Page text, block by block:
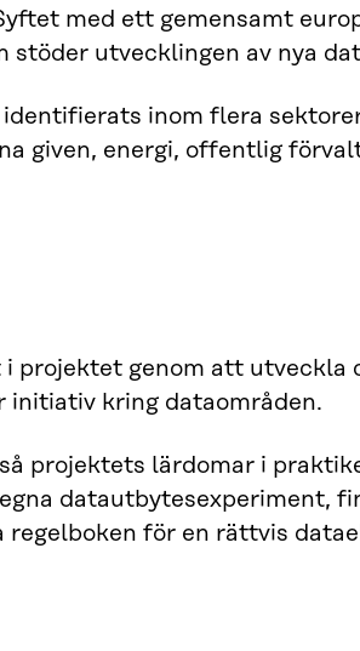
med ett gemensamt
stöder utvecklingen av nya
identifierats inom flera
given, energi, offentlig
projektet genom att utveckla
initiativ kring dataområden.
projektets lärdomar i
datautbytesexperiment,
regelboken för en rättvis